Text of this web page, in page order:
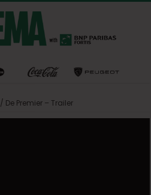
/ De Premier – Trailer